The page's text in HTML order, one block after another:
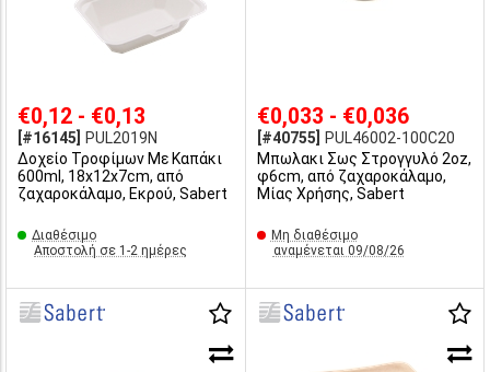
€0,12 - €0,13
[#16145]
PUL2019N
Δοχείο Τροφίμων Με Καπάκι
600ml, 18x12x7cm, από
ζαχαροκάλαμο, Εκρού, Sabert
Διαθέσιμο
Αποστολή σε 1-2 ημέρες
€0,033 - €0,036
[#40755]
PUL46002-100C20
Μπωλακι Σως Στρογγυλό 2oz,
φ6cm, από ζαχαροκάλαμο,
Μίας Χρήσης, Sabert
Μη διαθέσιμο
αναμένεται 09/08/26